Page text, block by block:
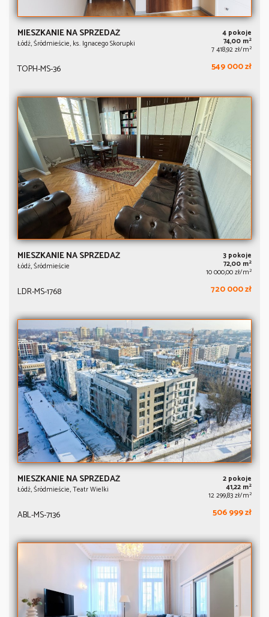
MIESZKANIE NA SPRZEDAŻ
Łódź, Śródmieście, ks. Ignacego Skorupki
4 pokoje
74,00 m2
7 418,92 zł/m2
TOPH-MS-36 549 000 zł
MIESZKANIE NA SPRZEDAŻ
Łódź, Śródmieście
3 pokoje
72,00 m2
10 000,00 zł/m2
LDR-MS-1768 720 000 zł
MIESZKANIE NA SPRZEDAŻ
Łódź, Śródmieście, Teatr Wielki
2 pokoje
41,22 m2
12 299,83 zł/m2
ABL-MS-7136 506 999 zł